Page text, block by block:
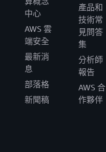
中心
AWS 雲
端安全
最新消
息
部落格
新聞稿
產品和
技術常
見問答
集
分析師
報告
AWS 合
作夥伴